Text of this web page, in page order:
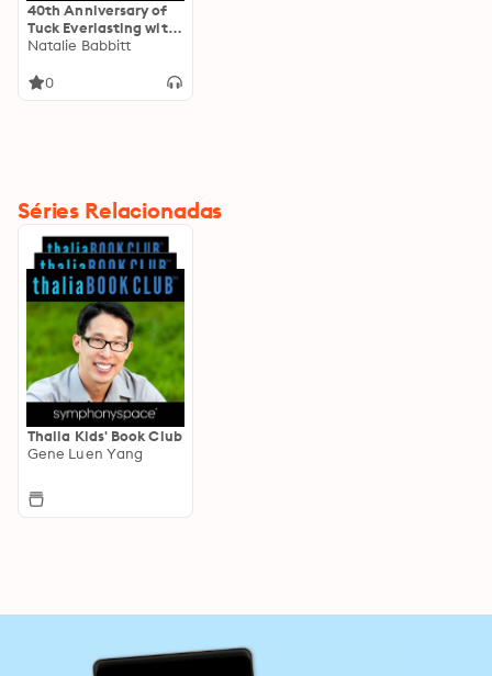
40th Anniversary of
Tuck Everlasting with
Natalie Babbitt
Natalie Babbitt
0
Séries Relacionadas
Thalia Kids' Book Club
Gene Luen Yang